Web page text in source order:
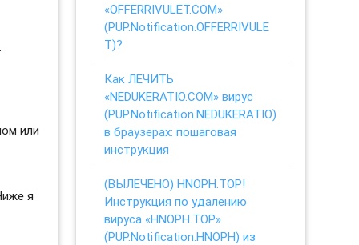
или
я
«OFFERRIVULET.COM»
(PUP.Notification.OFFERRIVULE
T)?
Как ЛЕЧИТЬ
«NEDUKERATIO.COM» вирус
(PUP.Notification.NEDUKERATIO)
в браузерах: пошаговая
инструкция
(ВЫЛЕЧЕНО) HNOPH.TOP!
Инструкция по удалению
вируса «HNOPH.TOP»
(PUP.Notification.HNOPH) из